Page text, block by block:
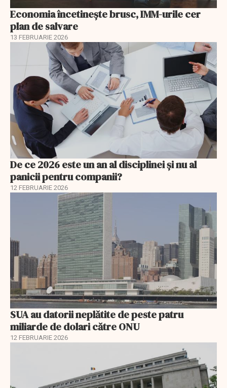
Economia încetinește brusc, IMM-urile cer
plan de salvare
13 FEBRUARIE 2026
De ce 2026 este un an al disciplinei și nu al
panicii pentru companii?
12 FEBRUARIE 2026
SUA au datorii neplătite de peste patru
miliarde de dolari către ONU
12 FEBRUARIE 2026